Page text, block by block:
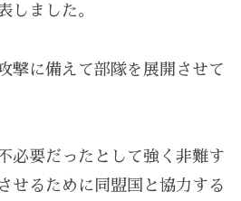
しました。
撃に備えて部隊を展開させて
必要だったとして強く非難す
せるために同盟国と協力する